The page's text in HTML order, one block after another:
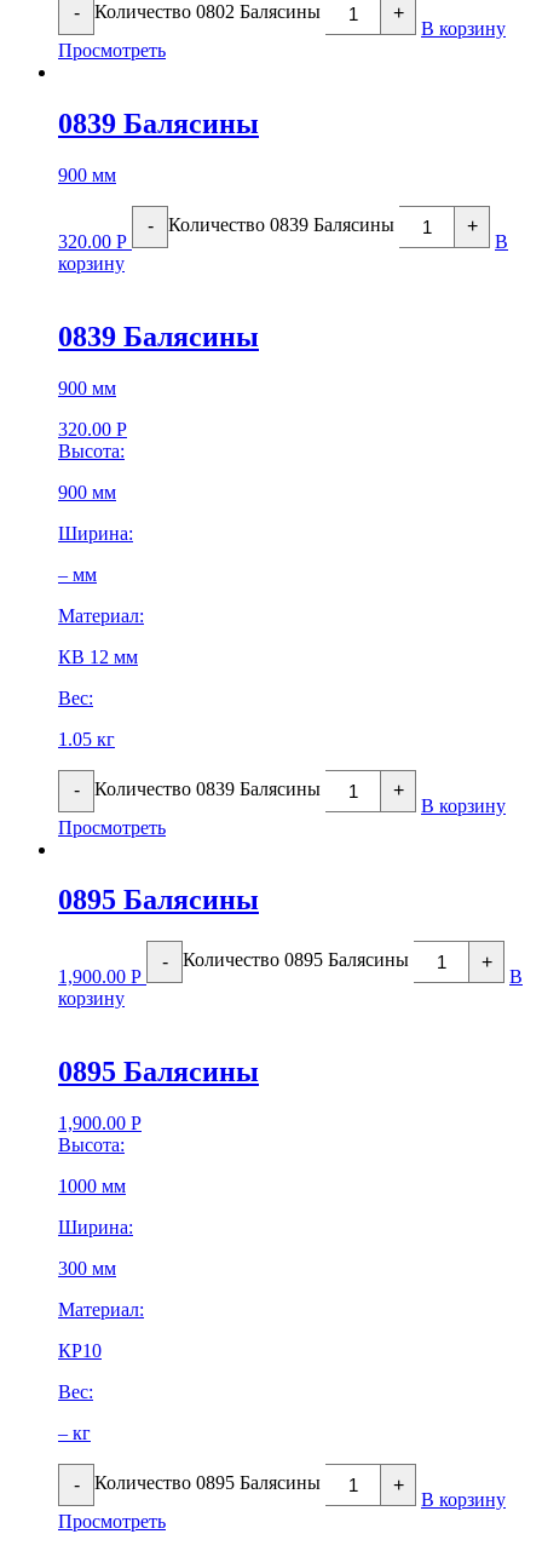
- Количество 0802 Балясины +
В корзину
Просмотреть
0839 Балясины
900 мм
320.00 Р
- Количество 0839 Балясины +
В
корзину
0839 Балясины
900 мм
320.00 Р
Высота:
900 мм
Ширина:
– мм
Материал:
КВ 12 мм
Вес:
1.05 кг
- Количество 0839 Балясины +
В корзину
Просмотреть
0895 Балясины
1,900.00 Р
- Количество 0895 Балясины +
В
корзину
0895 Балясины
1,900.00 Р
Высота:
1000 мм
Ширина:
300 мм
Материал:
КР10
Вес:
– кг
- Количество 0895 Балясины +
В корзину
Просмотреть